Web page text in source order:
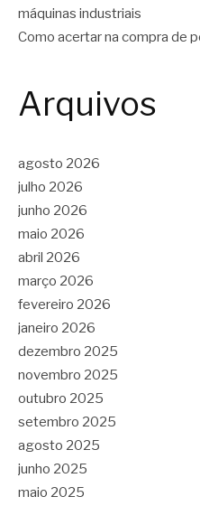
máquinas industriais
Como acertar na compra de
Arquivos
agosto 2026
julho 2026
junho 2026
maio 2026
abril 2026
março 2026
fevereiro 2026
janeiro 2026
dezembro 2025
novembro 2025
outubro 2025
setembro 2025
agosto 2025
junho 2025
maio 2025